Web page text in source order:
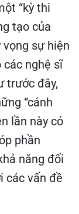
“kỳ thi
tạo của
sự hiện
các nghệ sĩ
trước đây,
“cánh
lần này có
phần
năng đối
các vấn đề